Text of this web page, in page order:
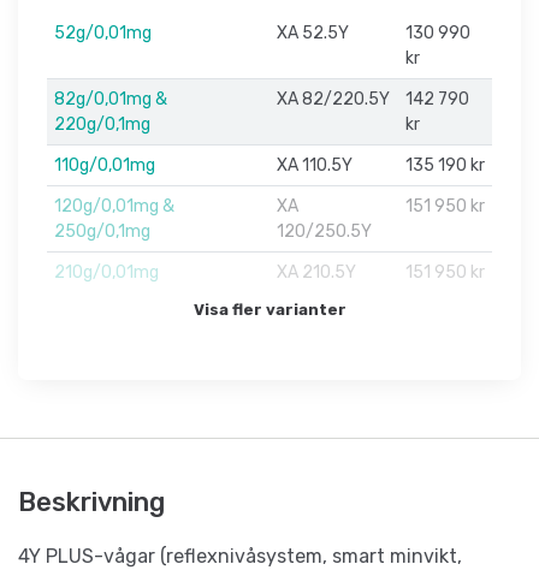
52g/0,01mg XA 52.5Y
130 990
kr
82g/0,01mg &
220g/0,1mg
XA 82/220.5Y
142 790
kr
110g/0,01mg
XA 110.5Y
135 190 kr
120g/0,01mg &
250g/0,1mg
XA
120/250.5Y
151 950 kr
210g/0,01mg XA 210.5Y 151 950 kr
Visa fler varianter
Beskrivning
4Y PLUS-vågar (reflexnivåsystem, smart minvikt,